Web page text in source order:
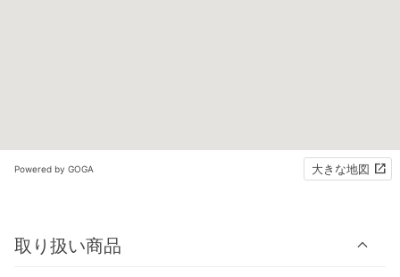
Powered by GOGA 大きな地図
取り扱い商品